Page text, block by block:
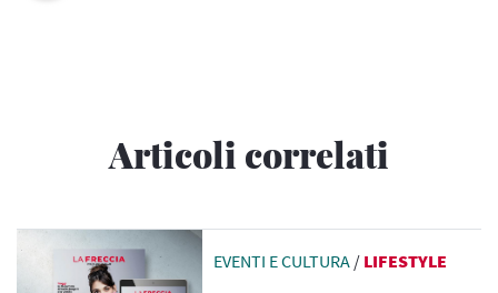
Articoli correlati
EVENTI E CULTURA / LIFESTYLE